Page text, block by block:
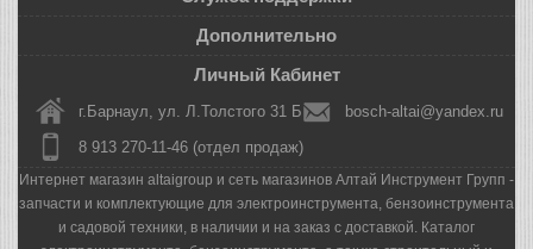
Дополнительно
Личный Кабинет
г.Барнаул, ул. Л.Толстого 31 Б
bosch-altai@yandex.ru
8 913 270-11-46 (отдел продаж)
Интернет магазин altaigroup и сеть магазинов Алтай Инструмент Групп -
запчасти и комплектующие для электроинструмента, бензоинструмента
и садовой техники, в наличии и на заказ с доставкой. Каталог